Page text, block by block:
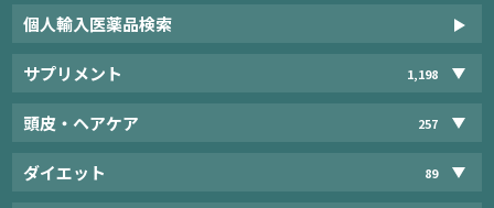
個人輸入医薬品検索
サプリメント 1,198
頭皮・ヘアケア 257
ダイエット 89